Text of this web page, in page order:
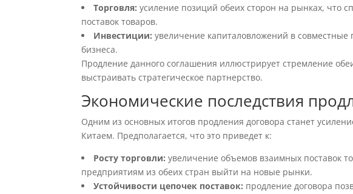
Торговля: усиление позиций обеих сторон на рынках, что
поставок товаров.
Инвестиции: увеличение капиталовложений в
бизнеса.
Продление данного соглашения иллюстрирует стремление
выстраивать стратегическое партнерство.
Экономические последствия
Одним из основных итогов продления договора станет
Китаем. Предполагается, что это приведет к:
Росту торговли: увеличение объемов взаимных поставок
предприятиям из обеих стран выйти на новые рынки.
Устойчивости цепочек поставок: продление договора